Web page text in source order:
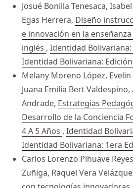
Josué Bonilla Tenesaca,
Egas Herrera, Diseño
e innovación en la
inglés , Identidad Bolivariana:
Identidad Bolivariana:
Melany Moreno López,
Juana Emilia Bert
Andrade, Estrategias
Desarrollo de la Conciencia
4 A 5 Años , Identidad
Identidad Bolivariana: 1era
Carlos Lorenzo Pihuave
Zuñiga, Raquel Vera